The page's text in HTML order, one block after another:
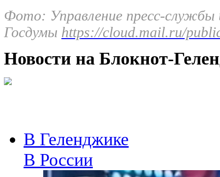
Фото: Управление пресс-службы
Госдумы https://cloud.mail.ru/
Новости на Блoкнoт-
В Геленджике
В России